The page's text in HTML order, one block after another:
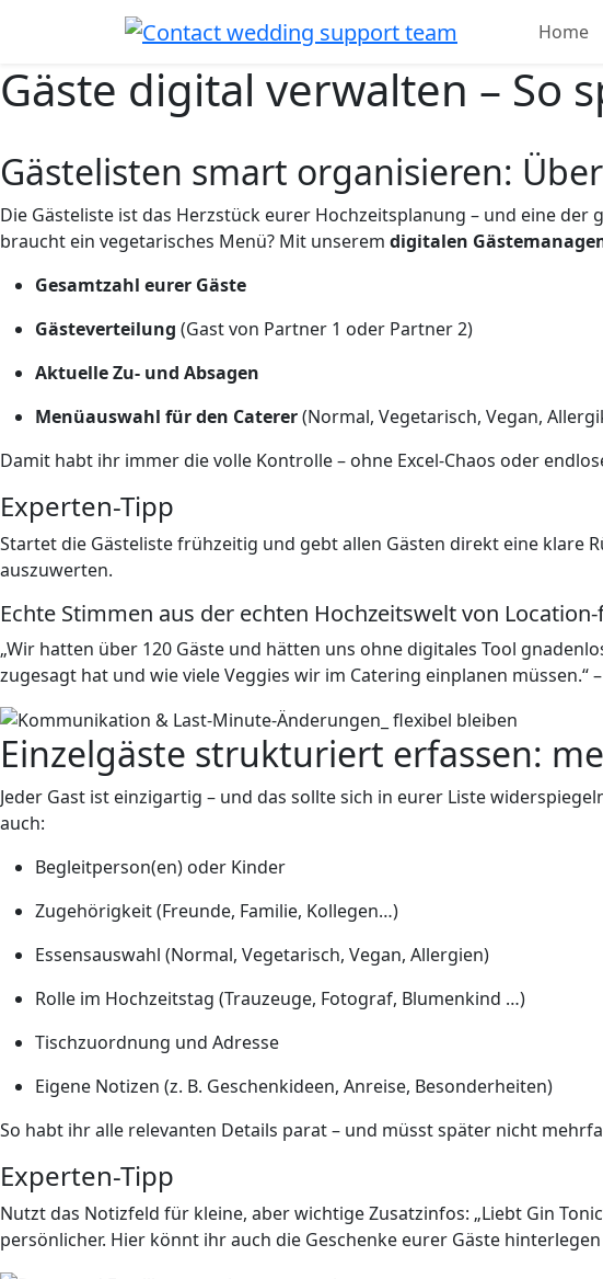
Home
Gäste digital verwalten – So
Gästelisten smart organisieren:
Die Gästeliste ist das Herzstück eurer Hochzeitsplanung – und eine
braucht ein vegetarisches Menü? Mit unserem digitalen
Gesamtzahl eurer Gäste
Gästeverteilung (Gast von Partner 1 oder Partner 2)
Aktuelle Zu- und Absagen
Menüauswahl für den Caterer(Normal, Vegetarisch, Vegan,
Damit habt ihr immer die volle Kontrolle – ohne Excel-Chaos oder
Experten-Tipp
Startet die Gästeliste frühzeitig und gebt allen Gästen direkt eine klare
auszuwerten.
Echte Stimmen aus der echten Hochzeitswelt von
„Wir hatten über 120 Gäste und hätten uns ohne digitales Tool
zugesagt hat und wie viele Veggies wir im Catering einplanen müssen.“ –
Einzelgäste strukturiert erfassen:
Jeder Gast ist einzigartig – und das sollte sich in eurer Liste
auch:
Begleitperson(en) oder Kinder
Zugehörigkeit (Freunde, Familie, Kollegen…)
Essensauswahl (Normal, Vegetarisch, Vegan, Allergien)
Rolle im Hochzeitstag (Trauzeuge, Fotograf, Blumenkind …)
Tischzuordnung und Adresse
Eigene Notizen (z. B. Geschenkideen, Anreise, Besonderheiten)
So habt ihr alle relevanten Details parat – und müsst später nicht
Experten-Tipp
Nutzt das Notizfeld für kleine, aber wichtige Zusatzinfos: „Liebt Gin
persönlicher. Hier könnt ihr auch die Geschenke eurer Gäste